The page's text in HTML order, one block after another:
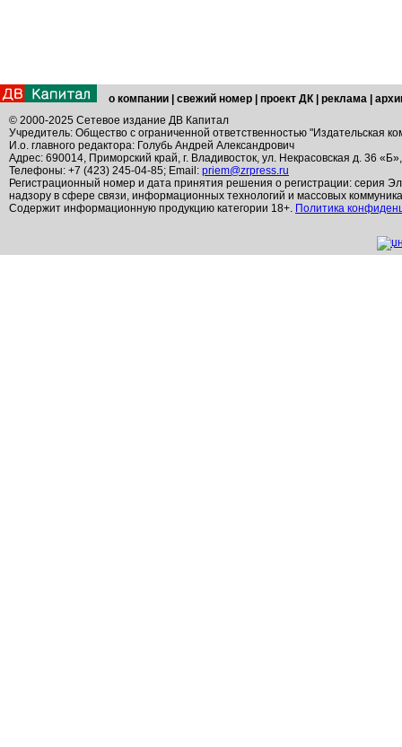
о компании свежий номер проект ДК реклама
© 2000-2025 Сетевое издание ДВ Капитал
Учредитель: Общество с ограниченной ответственностью "Издательская
И.о. главного редактора: Голубь Андрей Александрович
Адрес: 690014, Приморский край, г. Владивосток, ул. Некрасовская д. 36
Телефоны: +7 (423) 245-04-85; Email: priem@zrpress.ru
Регистрационный номер и дата принятия решения о регистрации: серия
надзору в сфере связи, информационных технологий и массовых
Содержит информационную продукцию категории 18+. Политика